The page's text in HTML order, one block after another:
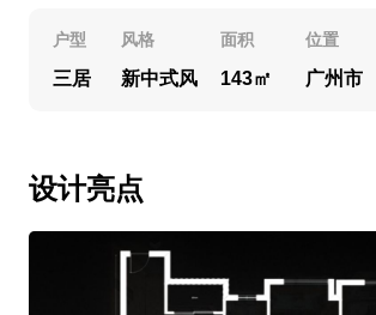
户型
三居
风格
新中式风
面积
143㎡
位置
广州市
设计亮点